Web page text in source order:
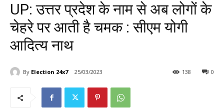
UP: उत्तर प्रदेश के नाम से अब लोगों के
चेहरे पर आती है चमक : सीएम योगी
आदित्य नाथ
By Election 24x7 25/03/2023 0
138